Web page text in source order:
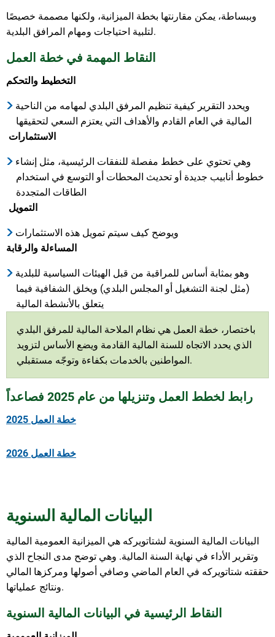
وببساطة، يمكن مقارنتها بخطة الميزانية، ولكنها مصممة خصيصًا
لتلبية احتياجات ومهام المرافق البلدية.
النقاط المهمة في خطة العمل
التخطيط والتحكم
ويحدد التقرير كيفية تنظيم المرفق البلدي لمهامه من الناحية
المالية في العام القادم والأهداف التي يعتزم السعي لتحقيقها
الاستثمارات
وهي تحتوي على خطط مفصلة للنفقات الرئيسية، مثل إنشاء
خطوط أنابيب جديدة أو تحديث المحطات أو التوسع في استخدام
الطاقات المتجددة
التمويل
ويوضح كيف سيتم تمويل هذه الاستثمارات
المساءلة والرقابة
وهو بمثابة أساس للمراقبة من قبل الهيئات السياسية للبلدية
(مثل لجنة التشغيل أو المجلس البلدي) ويخلق الشفافية فيما
يتعلق بالأنشطة المالية
باختصار، خطة العمل هي نظام الملاحة المالية للمرفق البلدي
الذي يحدد الاتجاه للسنة المالية القادمة ويضع الأساس لتزويد
المواطنين بالخدمات بكفاءة وتوجّه مستقبلي.
رابط لخطط العمل وتنزيلها من عام 2025 فصاعداً
خطة العمل 2025
خطة العمل 2026
البيانات المالية السنوية
البيانات المالية السنوية لشتاتويركه هي الميزانية العمومية المالية
وتقرير الأداء في نهاية السنة المالية. وهي توضح مدى النجاح الذي
حققته شتاتويركه في العام الماضي وصافي أصولها ومركزها المالي
ونتائج عملياتها.
النقاط الرئيسية في البيانات المالية السنوية